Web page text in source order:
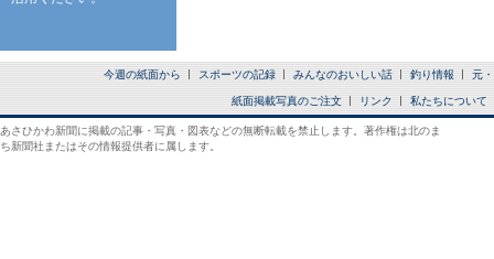
今週の紙面から スポーツの記録 みんなのおいしい話 釣り情報 元
紙面掲載写真のご注文 リンク 私たちについて
あさひかわ新聞に掲載の記事・写真・図表などの無断転載を禁止します。著作権は北のま
ち新聞社またはその情報提供者に属します。